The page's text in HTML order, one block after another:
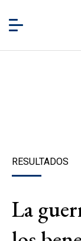
RESULTADOS
La